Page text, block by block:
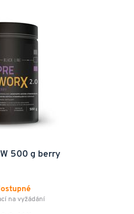
500 g berry
na vyžádání